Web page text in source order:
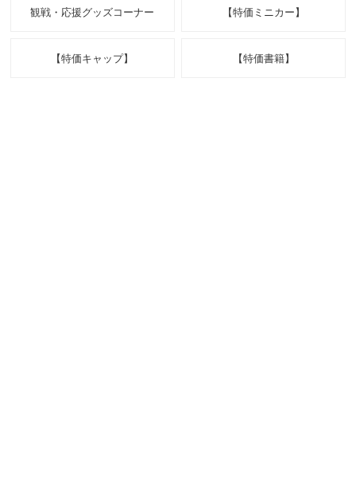
観戦・応援グッズコーナー 【特価ミニカー】
【特価キャップ】 【特価書籍】